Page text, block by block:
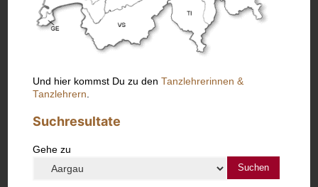
Und hier kommst Du zu denTanzlehrerinnen &
Tanzlehrern
Suchresultate
Gehe zu